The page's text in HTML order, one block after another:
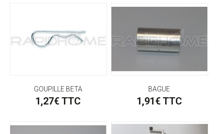
GOUPILLE BETA
1,27€ TTC
BAGUE
1,91€ TTC